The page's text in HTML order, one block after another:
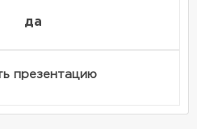
да
презентацию